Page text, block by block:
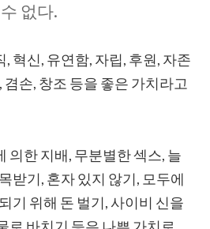
없다.
혁신, 유연함, 자립, 후원, 자존
손, 창조 등을 좋은 가치라고
의한 지배, 무분별한 섹스, 늘
받기, 혼자 있지 않기, 모두에
기 위해 돈 벌기, 사이비 신을